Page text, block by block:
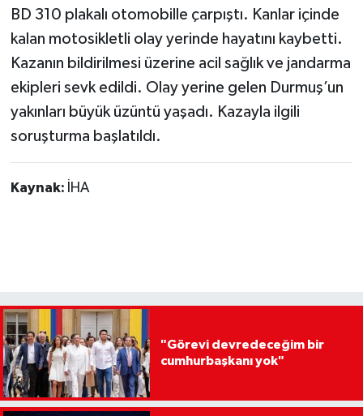
BD 310 plakalı otomobille çarpıştı. Kanlar içinde
kalan motosikletli olay yerinde hayatını kaybetti.
Kazanın bildirilmesi üzerine acil sağlık ve jandarma
ekipleri sevk edildi. Olay yerine gelen Durmuş’un
yakınları büyük üzüntü yaşadı. Kazayla ilgili
soruşturma başlatıldı.
Kaynak: İHA
"Görevi devredeceğim bir
cumhurbaşkanı yok"